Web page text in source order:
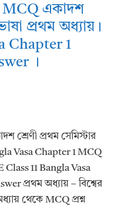
MCQ একাদশ
প্রথম অধ্যায়।
Chapter 1
।
শ্রেণী প্রথম সেমিস্টার
Vasa Chapter 1 MCQ
11 Bangla Vasa
প্রথম অধ্যায় – বিশ্বের
থেকে MCQ প্রশ্ন